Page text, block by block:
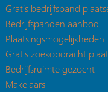
Gratis bedrijfspand
Bedrijfspanden aanbod
Plaatsingsmogelijkheden
Gratis zoekopdracht
Bedrijfsruimte gezocht
Makelaars